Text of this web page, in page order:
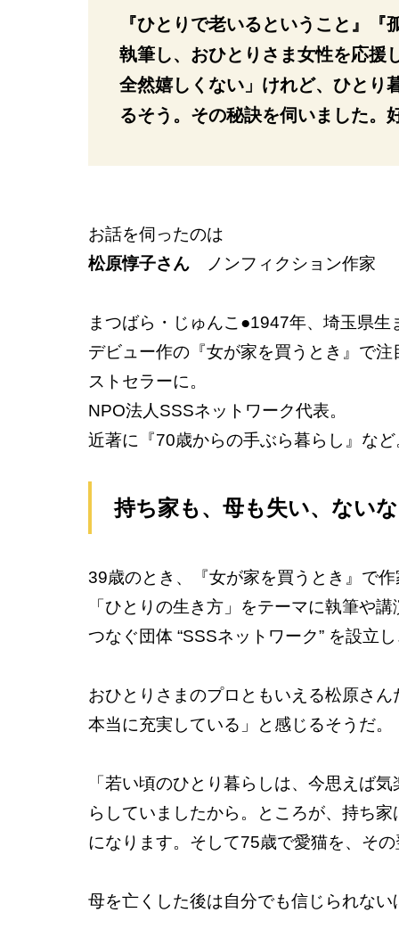
『ひとりで老いるということ』
執筆し、おひとりさま女性を応援
全然嬉しくない」けれど、ひとり
るそう。その秘訣を伺いました。
お話を伺ったのは
松原惇子さん ノンフィクション作家
まつばら・じゅんこ●1947年、埼玉県生
デビュー作の『女が家を買うとき』で
ストセラーに。
NPO法人SSSネットワーク代表。
近著に『70歳からの手ぶら暮らし』など
持ち家も、母も失い、ない
39歳のとき、『女が家を買うとき』で
「ひとりの生き方」をテーマに執筆や
つなぐ団体 “SSSネットワーク” を設立
おひとりさまのプロともいえる松原さ
本当に充実している」と感じるそうだ。
「若い頃のひとり暮らしは、今思えば
らしていましたから。ところが、持ち
になります。そして75歳で愛猫を、そ
母を亡くした後は自分でも信じられない